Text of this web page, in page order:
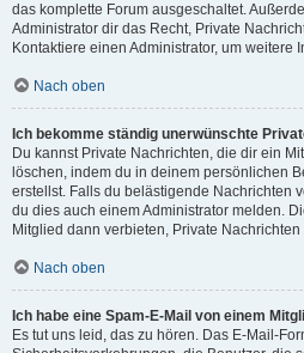
das komplette Forum ausgeschaltet.
Administrator dir das Recht, Private
Kontaktiere einen Administrator, um weitere
Nach oben
Ich bekomme ständig unerwünschte
Du kannst Private Nachrichten, die dir ein
löschen, indem du in deinem persönlichen
erstellst. Falls du belästigende Nachrichten
du dies auch einem Administrator melden.
Mitglied dann verbieten, Private
Nach oben
Ich habe eine Spam-E-Mail von einem
Es tut uns leid, das zu hören. Das E-Mail-